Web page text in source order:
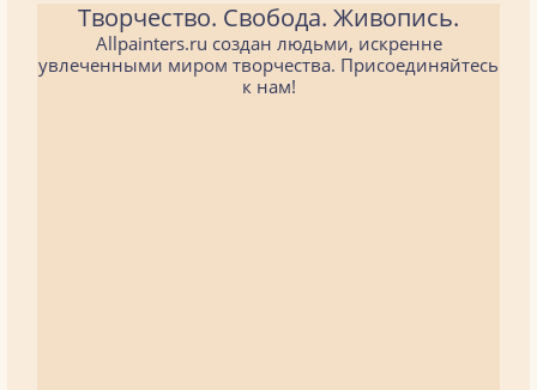
Творчество. Свобода. Живопись.
Allpainters.ru создан людьми, искренне
увлеченными миром творчества. Присоединяйтесь
к нам!